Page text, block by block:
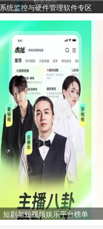
系统监控与硬件管理软件专区
短剧与短视频娱乐平台榜单